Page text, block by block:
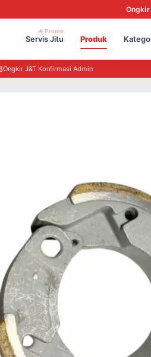
Servis Jitu
🔥 Promo
Produk
Ongkir J&T Konfirmasi Admin